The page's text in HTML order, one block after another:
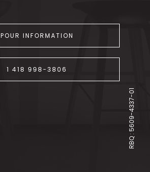
POUR INFORMATION
1 418 998-3806
RBQ : 5609-4337-01